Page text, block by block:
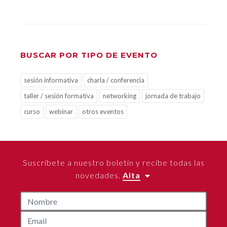
BUSCAR POR TIPO DE EVENTO
sesión informativa
charla / conferencia
taller / sesión formativa
networking
jornada de trabajo
curso
webinar otros eventos
Suscríbete a nuestro boletín y recibe todas las
novedades. Alta